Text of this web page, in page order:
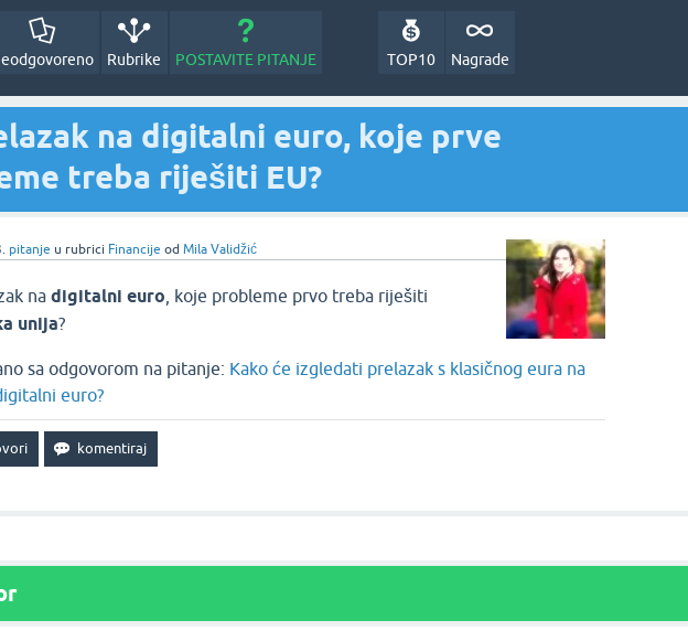
Rubrike POSTAVITE PITANJE Nagrade
TOP10
na digitalni euro, koje prve
treba riješiti EU?
pitanje u rubrici Financije od Mila Validžić
na digitalni euro , koje probleme prvo treba riješiti
unija?
sa odgovorom na pitanje: Kako će izgledati prelazak s klasičnog eura na
euro?